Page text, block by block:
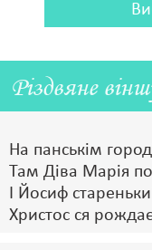
Різдвяне
На панськім
Там Діва Марія
І Йосиф
Христос ся